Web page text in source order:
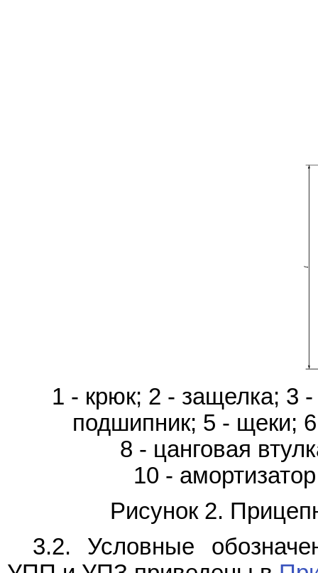
1 - крюк; 2 - защелка; 3
подшипник; 5 - щеки;
8 - цанговая
10 -
Рисунок 2.
3.2. Условные